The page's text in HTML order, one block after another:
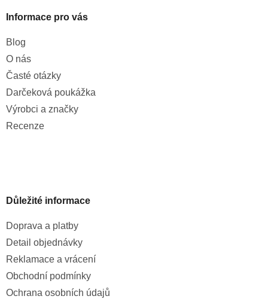
Informace pro vás
Blog
O nás
Časté otázky
Darčeková poukážka
Výrobci a značky
Recenze
Důležité informace
Doprava a platby
Detail objednávky
Reklamace a vrácení
Obchodní podmínky
Ochrana osobních údajů